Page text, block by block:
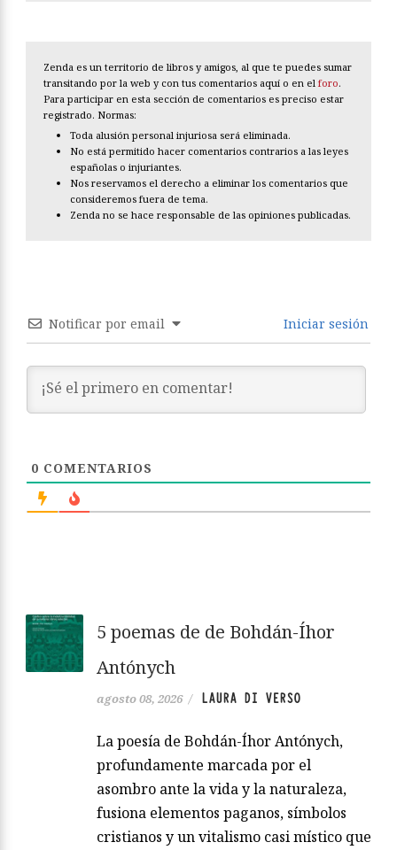
Zenda es un territorio de libros y amigos, al que te puedes sumar
transitando por la web y con tus comentarios aquí o en el foro.
Para participar en esta sección de comentarios es preciso estar
registrado. Normas:
Toda alusión personal injuriosa será eliminada.
No está permitido hacer comentarios contrarios a las leyes
españolas o injuriantes.
Nos reservamos el derecho a eliminar los comentarios que
consideremos fuera de tema.
Zenda no se hace responsable de las opiniones publicadas.
Notificar por email Iniciar sesión
0 COMENTARIOS
5 poemas de de Bohdán-Íhor
Antónych
agosto 08, 2026 / LAURA DI VERSO
La poesía de Bohdán-Íhor Antónych,
profundamente marcada por el
asombro ante la vida y la naturaleza,
fusiona elementos paganos, símbolos
cristianos y un vitalismo casi místico que